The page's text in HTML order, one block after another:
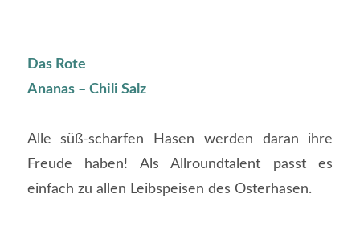
Das Rote
Ananas – Chili Salz
Alle süß-scharfen Hasen werden daran ihre
Freude haben! Als Allroundtalent passt es
einfach zu allen Leibspeisen des Osterhasen.